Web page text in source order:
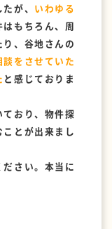
が、 いわゆる
はもちろん、周
、谷地さんの
をさせていた
と感じておりま
おり、物件探
とが出来まし
さい。本当に